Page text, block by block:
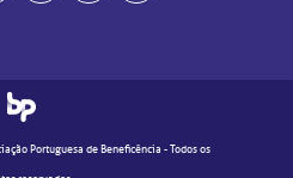
Portuguesa de Beneficência - Todos os